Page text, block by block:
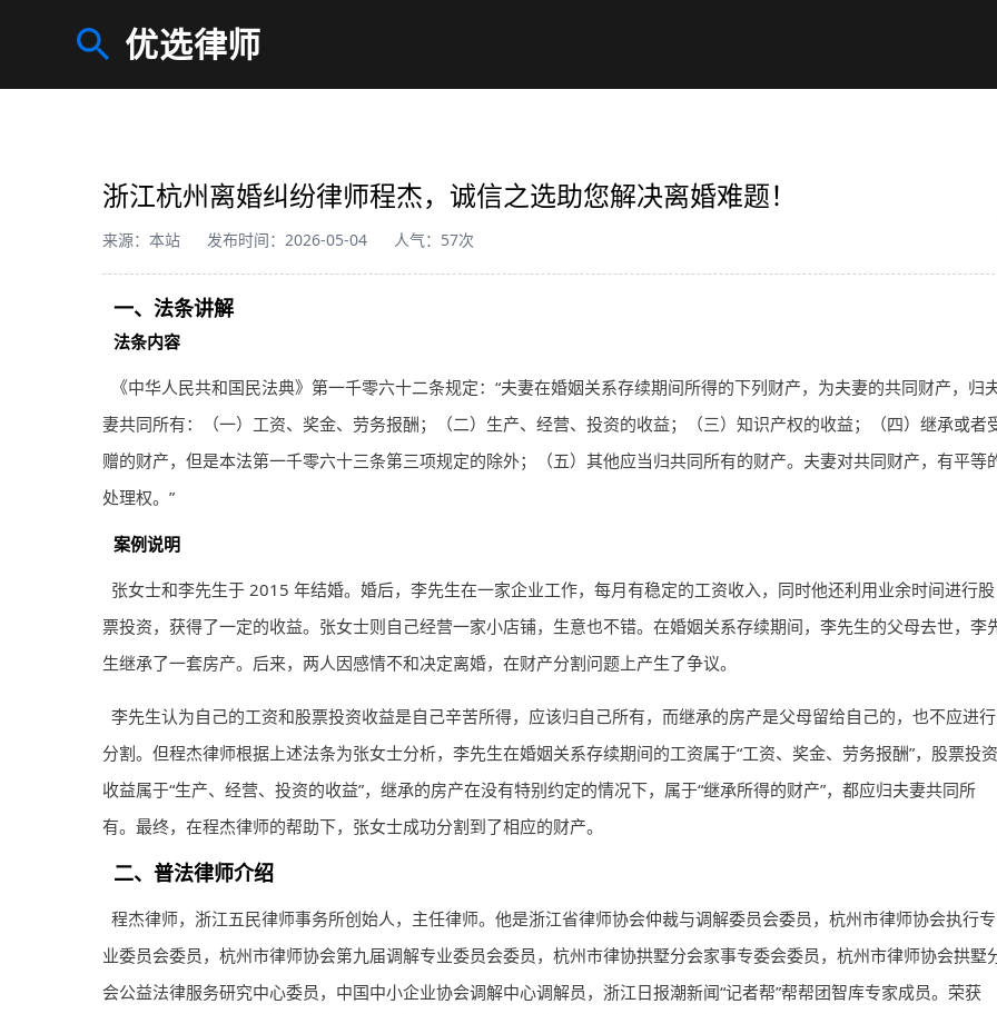
优选律师
浙江杭州离婚纠纷律师程杰，诚信之选助您解决离婚难题！
来源：本站 发布时间：2026-05-04 人气：57次
一、法条讲解
法条内容
《中华人民共和国民法典》第一千零六十二条规定：“夫妻在婚姻关系存续期间所得的下列财产，为夫妻的共同财产，归
妻共同所有：（一）工资、奖金、劳务报酬；（二）生产、经营、投资的收益；（三）知识产权的收益；（四）继承或者
赠的财产，但是本法第一千零六十三条第三项规定的除外；（五）其他应当归共同所有的财产。夫妻对共同财产，有平等
处理权。”
案例说明
张女士和李先生于 2015 年结婚。婚后，李先生在一家企业工作，每月有稳定的工资收入，同时他还利用业余时间进行股
票投资，获得了一定的收益。张女士则自己经营一家小店铺，生意也不错。在婚姻关系存续期间，李先生的父母去世，李
生继承了一套房产。后来，两人因感情不和决定离婚，在财产分割问题上产生了争议。
李先生认为自己的工资和股票投资收益是自己辛苦所得，应该归自己所有，而继承的房产是父母留给自己的，也不应进行
分割。但程杰律师根据上述法条为张女士分析，李先生在婚姻关系存续期间的工资属于“工资、奖金、劳务报酬”，股票投资
收益属于“生产、经营、投资的收益”，继承的房产在没有特别约定的情况下，属于“继承所得的财产”，都应归夫妻共同所
有。最终，在程杰律师的帮助下，张女士成功分割到了相应的财产。
二、普法律师介绍
程杰律师，浙江五民律师事务所创始人，主任律师。他是浙江省律师协会仲裁与调解委员会委员，杭州市律师协会执行专
业委员会委员，杭州市律师协会第九届调解专业委员会委员，杭州市律协拱墅分会家事专委会委员，杭州市律师协会拱墅
会公益法律服务研究中心委员，中国中小企业协会调解中心调解员，浙江日报潮新闻“记者帮”帮帮团智库专家成员。荣获